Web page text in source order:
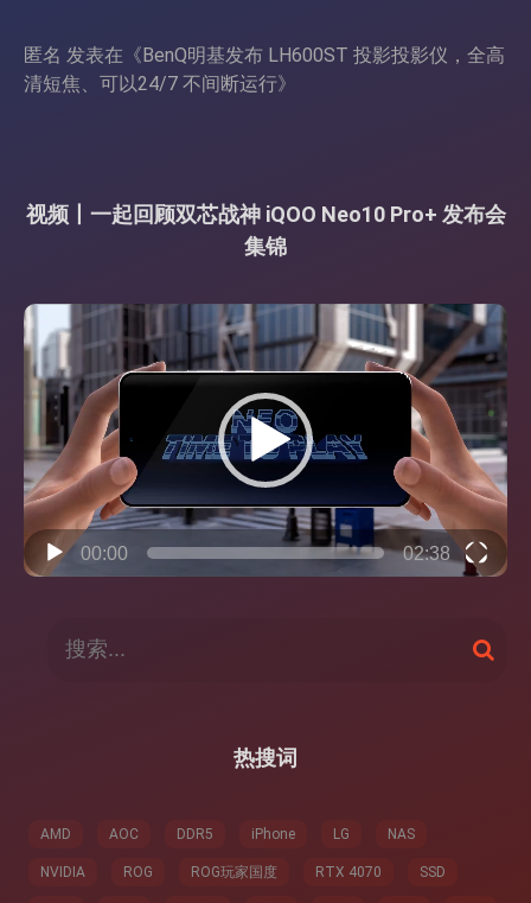
匿名 发表在《BenQ明基发布 LH600ST 投影投影仪，全高
清短焦、可以24/7 不间断运行》
视频丨一起回顾双芯战神 iQOO Neo10 Pro+ 发布会
集锦
视
频
播
放
器
00:00 02:38
搜
索
热搜词
AMD AOC DDR5 iPhone LG NAS
NVIDIA ROG ROG玩家国度 RTX 4070 SSD